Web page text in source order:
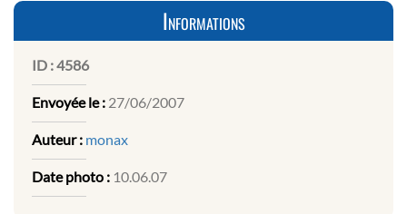
Informations
ID :4586
Envoyée le : 27/06/2007
Auteur : monax
Date photo : 10.06.07